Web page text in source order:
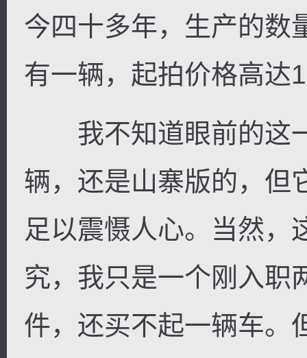
今四十多年，生产的数
有一辆，起拍价格高达
我不知道眼前的这
辆，还是山寨版的，但
足以震慑人心。当然，
究，我只是一个刚入职
件，还买不起一辆车。